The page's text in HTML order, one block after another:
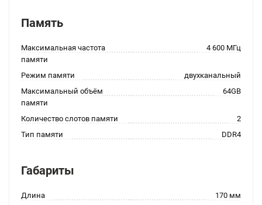
Память
Максимальная частота
памяти
4 600 МГц
Режим памяти
двухканальный
Максимальный объём
памяти
64GB
Количество слотов памяти
2
Тип памяти
DDR4
Габариты
Длина
170 мм